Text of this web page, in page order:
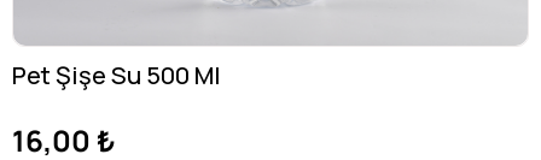
Pet Şişe Su 500 Ml
16,00 ₺